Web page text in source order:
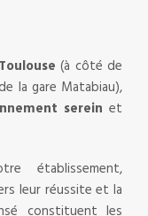
(à côté de
la gare Matabiau),
serein et
établissement,
leur réussite et la
constituent les